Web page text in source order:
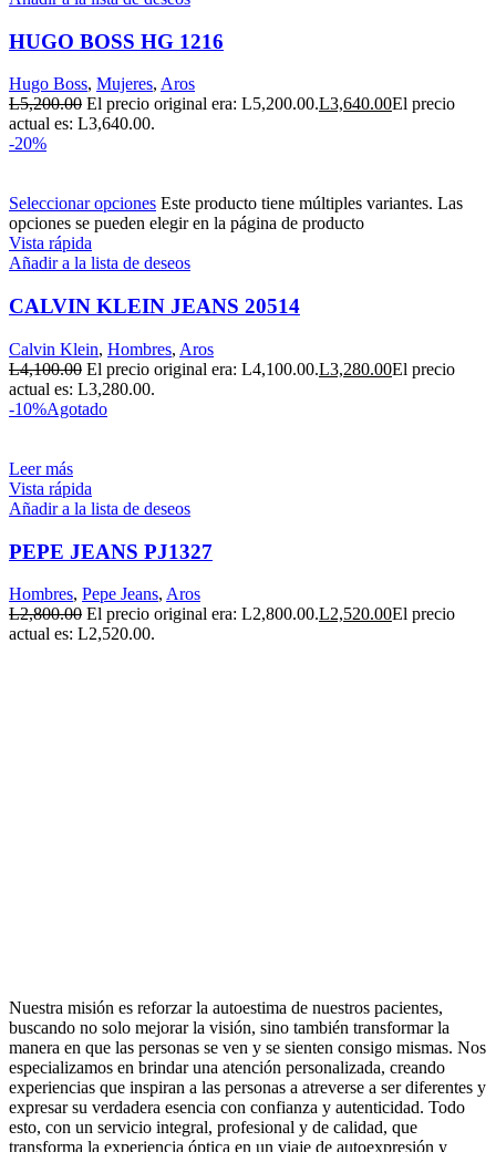
HUGO BOSS HG 1216
Hugo Boss, Mujeres, Aros
L5,200.00 El precio original era: L5,200.00.L3,640.00El precio
actual es: L3,640.00.
-20%
Seleccionar opciones Este producto tiene múltiples variantes. Las
opciones se pueden elegir en la página de producto
Vista rápida
Añadir a la lista de deseos
CALVIN KLEIN JEANS 20514
Calvin Klein, Hombres, Aros
L4,100.00 El precio original era: L4,100.00.L3,280.00El precio
actual es: L3,280.00.
-10%Agotado
Leer más
Vista rápida
Añadir a la lista de deseos
PEPE JEANS PJ1327
Hombres, Pepe Jeans, Aros
L2,800.00 El precio original era: L2,800.00.L2,520.00El precio
actual es: L2,520.00.
Nuestra misión es reforzar la autoestima de nuestros pacientes,
buscando no solo mejorar la visión, sino también transformar la
manera en que las personas se ven y se sienten consigo mismas. Nos
especializamos en brindar una atención personalizada, creando
experiencias que inspiran a las personas a atreverse a ser diferentes y
expresar su verdadera esencia con confianza y autenticidad. Todo
esto, con un servicio integral, profesional y de calidad, que
transforma la experiencia óptica en un viaje de autoexpresión y